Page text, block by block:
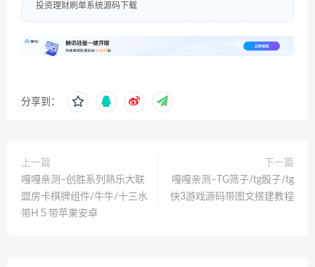
投资理财刷单系统源码下载
分享到：
上一篇
嘎嘎亲测–创胜系列熟乐大联
盟房卡棋牌组件/牛牛/十三水
带H５带苹果安卓
下一篇
嘎嘎亲测–TG筛子/tg骰子/tg
快3游戏源码带图文搭建教程